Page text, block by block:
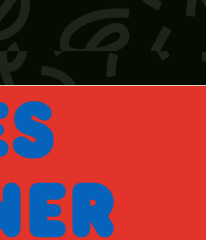
indiquéis. Para más
detallada.